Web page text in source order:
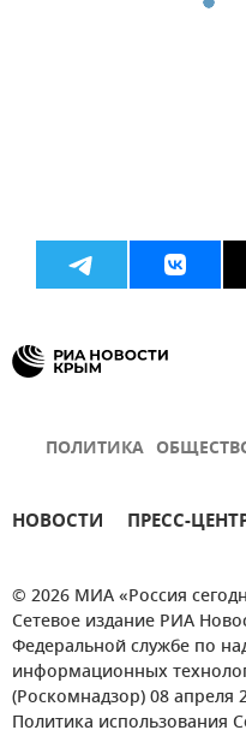
ПОЛИТИКА
НОВОСТИ ПРЕСС-
© 2026 МИА «Россия
Сетевое издание РИА
Федеральной службе по
информационных
(Роскомнадзор) 08 апреля
Политика использования